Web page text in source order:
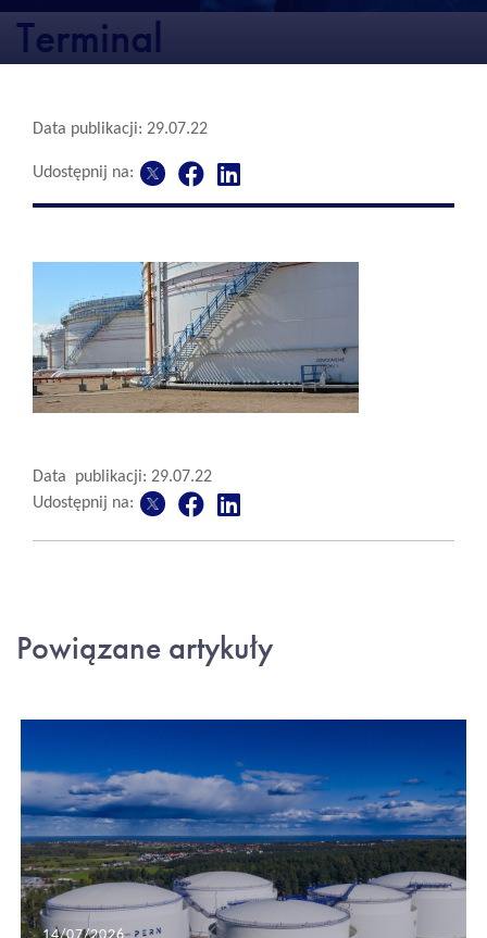
Terminal
Data publikacji: 29.07.22
Udostępnij na:
Data publikacji: 29.07.22
Udostępnij na:
Powiązane artykuły